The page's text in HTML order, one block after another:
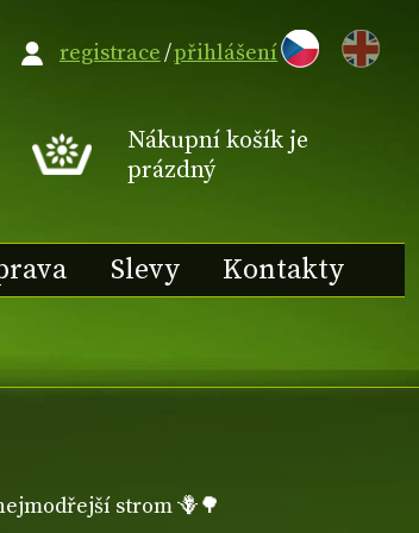
EN
Nákupní košík je
prázdný
Slevy Kontakty
registrace/přihlášení
strom 🪻🌳